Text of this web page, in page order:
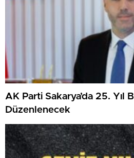
AK Parti Sakarya’da 25. Yıl
Düzenlenecek